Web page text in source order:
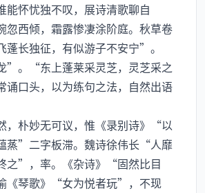
怀忧独不叹，展诗清歌聊自
西倾，霜露惨凄涂阶庭。秋草卷
蓬长独征，有似游子不安宁”。
”。“东上蓬莱采灵芝，灵芝采之
口头，以为练句之法，自然出语
朴妙无可议，惟《录别诗》“以
”二字板滞。魏诗徐伟长“人靡
之”，率。《杂诗》“固然比目
《琴歌》“女为悦者玩”，不现